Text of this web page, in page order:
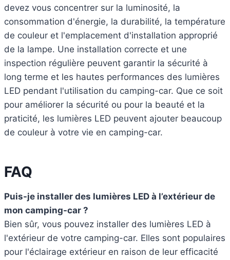
devez vous concentrer sur la luminosité, la
consommation d'énergie, la durabilité, la température
de couleur et l'emplacement d'installation approprié
de la lampe. Une installation correcte et une
inspection régulière peuvent garantir la sécurité à
long terme et les hautes performances des lumières
LED pendant l'utilisation du camping-car. Que ce soit
pour améliorer la sécurité ou pour la beauté et la
praticité, les lumières LED peuvent ajouter beaucoup
de couleur à votre vie en camping-car.
FAQ
Puis-je installer des lumières LED à l’extérieur de
mon camping-car ?
Bien sûr, vous pouvez installer des lumières LED à
l'extérieur de votre camping-car. Elles sont populaires
pour l'éclairage extérieur en raison de leur efficacité